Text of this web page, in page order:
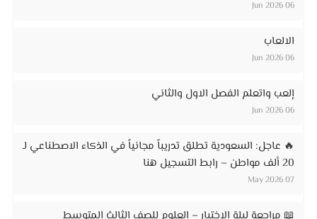
06 Jun 2026
الالعاب
06 Jun 2026
إلعب واتعلم الفصل الاول والثاني
06 Jun 2026
🔥 عاجل: السعودية تطلق تدريباً مجانياً في الذكاء الاصطناعي لـ
20 ألف مواطن – رابط التسجيل هنا
07 May 2026